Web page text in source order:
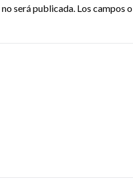
será publicada. Los campos